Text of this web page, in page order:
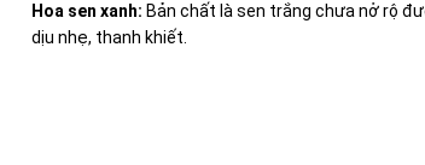
Hoa sen xanh: Bản chất là sen trắng chưa nở rộ
dịu nhẹ, thanh khiết.